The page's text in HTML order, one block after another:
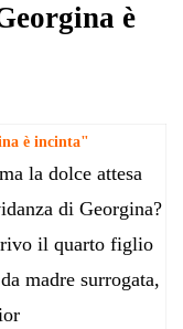
è
è incinta"
la dolce attesa
di Georgina?
il quarto figlio
madre surrogata,